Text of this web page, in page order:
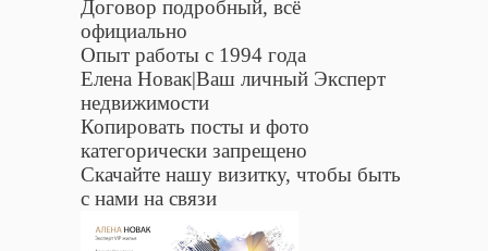
Договор подробный, всё
официально
Опыт работы с 1994 года
Елена Новак|Ваш личный Эксперт
недвижимости
Копировать посты и фото
категорически запрещено
Скачайте нашу визитку, чтобы быть
с нами на связи